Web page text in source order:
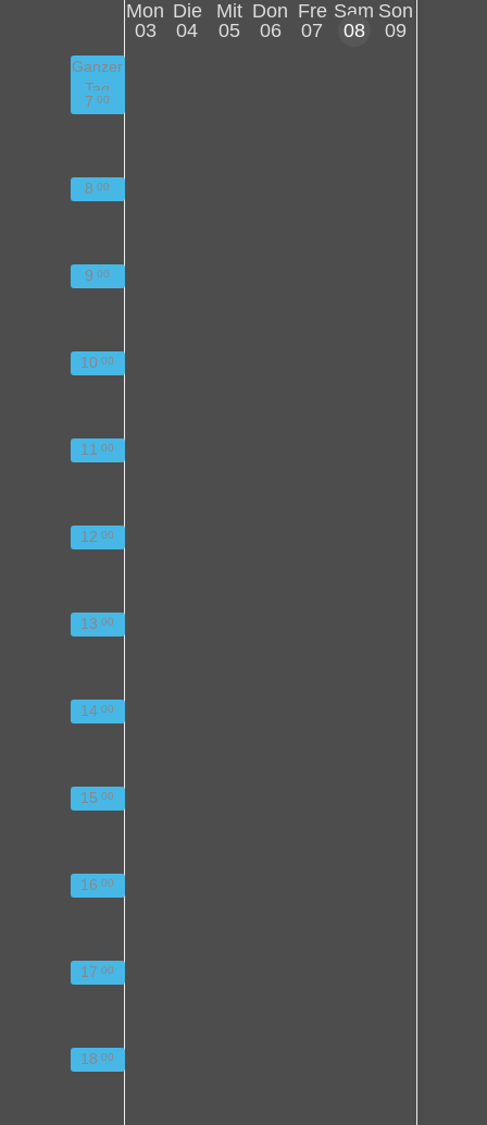
Mon
03
Die
04
Mit
05
Don
06
Fre
07
Sam
08
Son
09
Ganzer
Tag
7 00
8 00
9 00
10 00
11 00
12 00
13 00
14 00
15 00
16 00
17 00
18 00